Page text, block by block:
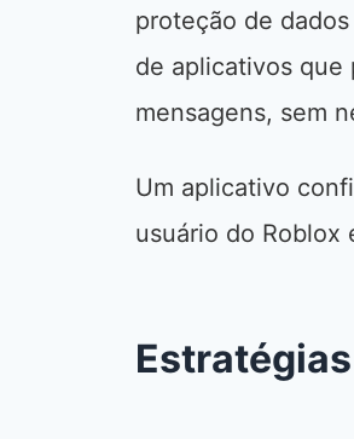
proteção de
de aplicativos que
mensagens, sem
Um aplicativo
usuário do Roblox